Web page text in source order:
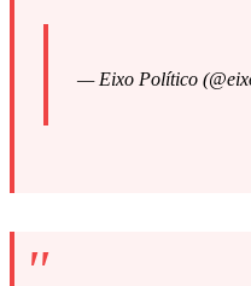
— Eixo Político